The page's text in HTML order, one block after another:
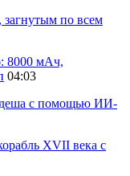
загнутым по всем
8000 мАч,
04:03
с помощью ИИ-
XVII века с